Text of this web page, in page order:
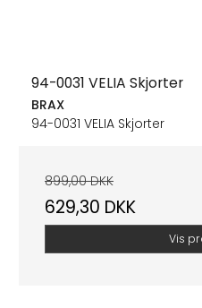
94-0031 VELIA Skjorter
BRAX
94-0031 VELIA Skjorter
899,00 DKK
629,30 DKK
Vis